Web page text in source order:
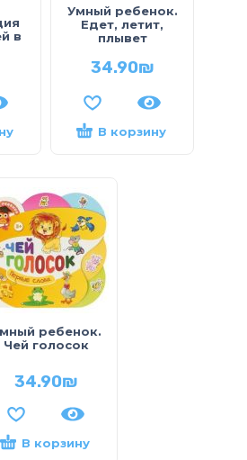
в
Умный ребенок.
Едет, летит,
плывет
34.90₪
В корзину
ребенок.
Чей голосок
34.90₪
В корзину